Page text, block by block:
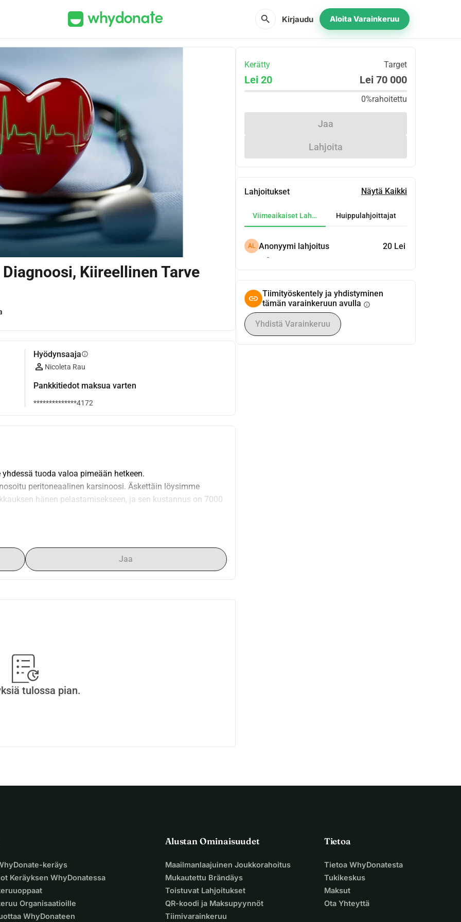
search Kirjaudu Aloita Varainkeruu
Kiireellinen Tarve
Hyödynsaajainfo
Nicoleta Rau
Pankkitiedot maksua varten
**************4172
tuoda valoa pimeään hetkeen.
peritoneaalinen karsinoosi. Äskettäin löysimme
hänen pelastamisekseen, ja sen kustannus on 7000
tarvitsemme lisärahoitusta tuleviin hoitoihin ja
antaa, riippumatta summasta. Jokainen ele merkitsee
Jaa
tulossa pian.
Kerätty Target
Lei 20 Lei 70 000
0%rahoitettu
Jaa
Lahjoita
Lahjoitukset Näytä Kaikki
Viimeaikaiset LahjoituksetHuippulahjoittajat
AL Anonyymi lahjoitus 20 Lei
-
Tiimityöskentely ja yhdistyminen
tämän varainkeruun avulla info
Yhdistä Varainkeruu
keräys
Keräyksen WhyDonatessa
Organisaatioille
WhyDonateen
Alustan Ominaisuudet
Maailmanlaajuinen Joukkorahoitus
Mukautettu Brändäys
Toistuvat Lahjoitukset
QR-koodi ja Maksupyynnöt
Tiimivarainkeruu
Tietoa
Tietoa WhyDonatesta
Tukikeskus
Maksut
Ota Yhteyttä